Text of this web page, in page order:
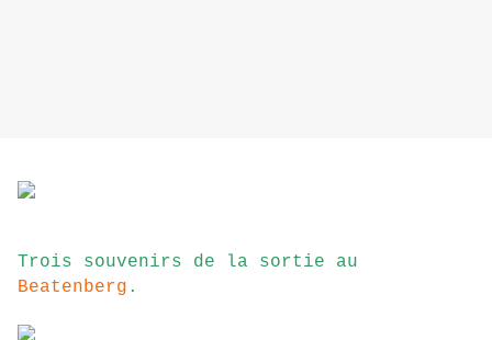
Trois souvenirs de la sortie au
Beatenberg .